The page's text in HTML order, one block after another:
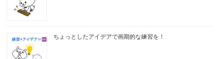
ちょっとしたアイデアで画期的な練習を！